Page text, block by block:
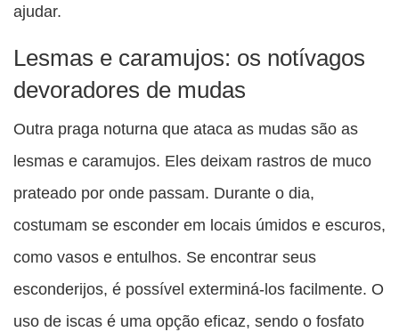
ajudar.
Lesmas e caramujos: os notívagos
devoradores de mudas
Outra praga noturna que ataca as mudas são as
lesmas e caramujos. Eles deixam rastros de muco
prateado por onde passam. Durante o dia,
costumam se esconder em locais úmidos e escuros,
como vasos e entulhos. Se encontrar seus
esconderijos, é possível exterminá-los facilmente. O
uso de iscas é uma opção eficaz, sendo o fosfato